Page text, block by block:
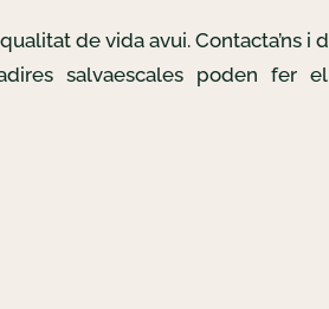
de vida avui. Contacta’ns i
salvaescales poden fer